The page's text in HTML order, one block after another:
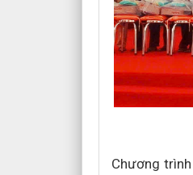
Chương